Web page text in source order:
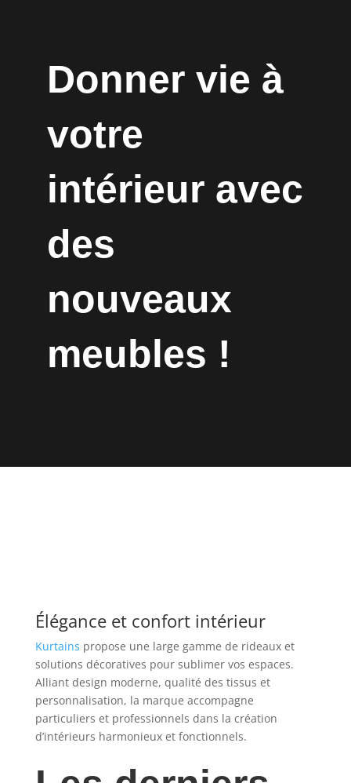
Donner vie à
votre
intérieur avec
des
nouveaux
meubles !
Élégance et confort intérieur
Kurtains propose une large gamme de rideaux et
solutions décoratives pour sublimer vos espaces.
Alliant design moderne, qualité des tissus et
personnalisation, la marque accompagne
particuliers et professionnels dans la création
d’intérieurs harmonieux et fonctionnels.